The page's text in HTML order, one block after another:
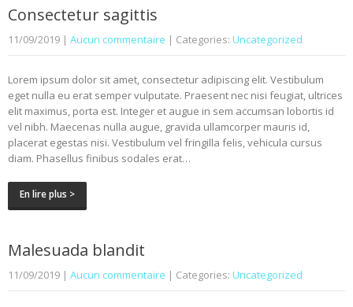
Consectetur sagittis
11/09/2019 | Aucun commentaire | Categories: Uncategorized
Lorem ipsum dolor sit amet, consectetur adipiscing elit. Vestibulum
eget nulla eu erat semper vulputate. Praesent nec nisi feugiat, ultrices
elit maximus, porta est. Integer et augue in sem accumsan lobortis id
vel nibh. Maecenas nulla augue, gravida ullamcorper mauris id,
placerat egestas nisi. Vestibulum vel fringilla felis, vehicula cursus
diam. Phasellus finibus sodales erat…
En lire plus >
Malesuada blandit
11/09/2019 | Aucun commentaire | Categories: Uncategorized